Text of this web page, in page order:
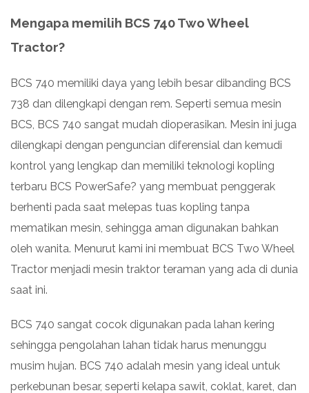
Mengapa memilih BCS 740 Two Wheel
Tractor?
BCS 740 memiliki daya yang lebih besar dibanding BCS
738 dan dilengkapi dengan rem. Seperti semua mesin
BCS, BCS 740 sangat mudah dioperasikan. Mesin ini juga
dilengkapi dengan penguncian diferensial dan kemudi
kontrol yang lengkap dan memiliki teknologi kopling
terbaru BCS PowerSafe? yang membuat penggerak
berhenti pada saat melepas tuas kopling tanpa
mematikan mesin, sehingga aman digunakan bahkan
oleh wanita. Menurut kami ini membuat BCS Two Wheel
Tractor menjadi mesin traktor teraman yang ada di dunia
saat ini.
BCS 740 sangat cocok digunakan pada lahan kering
sehingga pengolahan lahan tidak harus menunggu
musim hujan. BCS 740 adalah mesin yang ideal untuk
perkebunan besar, seperti kelapa sawit, coklat, karet, dan